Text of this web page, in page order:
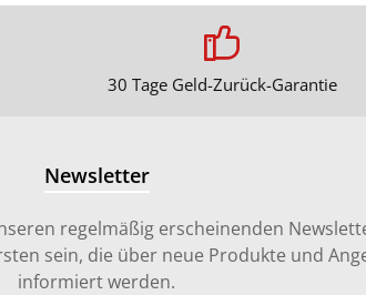
30 Tage Geld-Zurück-Garantie
Newsletter
regelmäßig erscheinenden
sein, die über neue Produkte und
informiert werden.